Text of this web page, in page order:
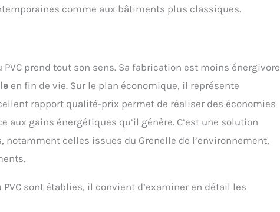
comme aux bâtiments plus classiques.
prend tout son sens. Sa fabrication est moins énergivore
en fin de vie. Sur le plan économique, il représente
rapport qualité-prix permet de réaliser des économies
gains énergétiques qu’il génère. C’est une solution
celles issues du Grenelle de l’environnement,
sont établies, il convient d’examiner en détail les